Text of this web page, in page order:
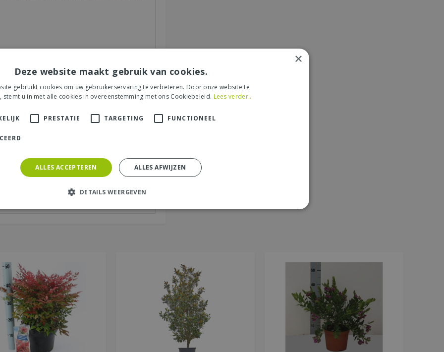
de service of levering van uw
product, de look & feel en belangrijke
(zichtbaar op website):*
×
Deze website maakt gebruik van cookies.
gebruikt cookies om uw gebruikerservaring te verbeteren. Door onze website te
stemt u in met alle cookies in overeenstemming met ons Cookiebeleid. Lees verder..
PRESTATIE TARGETING FUNCTIONEEL
ALLES ACCEPTEREN ALLES AFWIJZEN
DETAILS WEERGEVEN